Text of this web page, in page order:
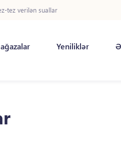
tez verilən suallar
Yeniliklər